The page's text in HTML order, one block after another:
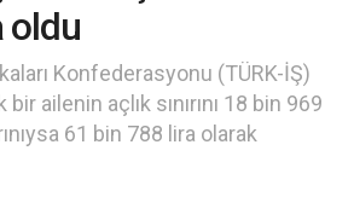
oldu
Konfederasyonu (TÜRK-İŞ)
ailenin açlık sınırını 18 bin 969
61 bin 788 lira olarak